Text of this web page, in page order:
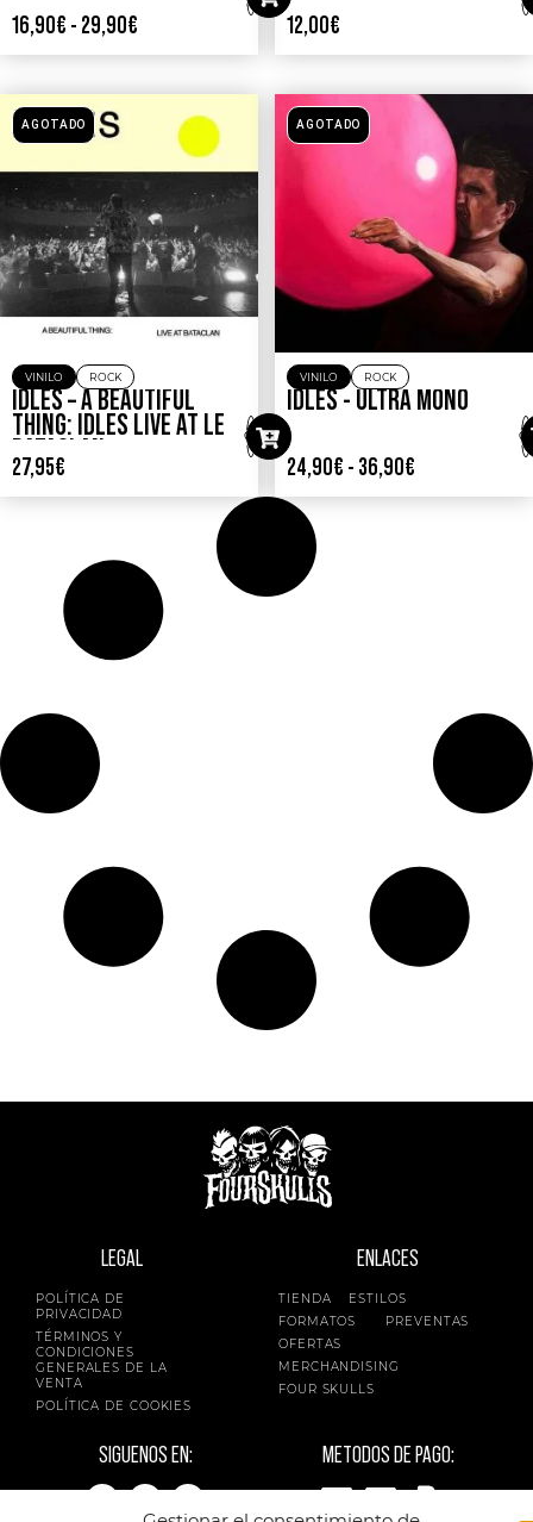
16,90€ - 29,90€ 12,00€
AGOTADO
VINILO ROCK
IDLES – A BEAUTIFUL
THING: IDLES LIVE AT LE
BATACLAN
27,95€
AGOTADO
VINILO ROCK
IDLES ‎- ULTRA MONO
24,90€ - 36,90€
LEGAL
POLÍTICA DE
PRIVACIDAD
TÉRMINOS Y
CONDICIONES
GENERALES DE LA
VENTA
POLÍTICA DE COOKIES
ENLACES
TIENDA
ESTILOS
FORMATOS
PREVENTAS
OFERTAS
MERCHANDISING
FOUR SKULLS
SIGUENOS EN: METODOS DE PAGO: